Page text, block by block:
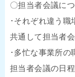
〇担当者会議に
･それぞれ違う職
共通して担当者
･多忙な事業所の
担当者会議の日